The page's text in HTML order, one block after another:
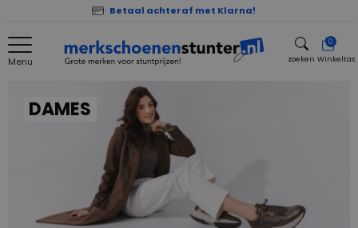
Betaal achteraf met Klarna!
Menu zoeken
0
Winkeltas
DAMES